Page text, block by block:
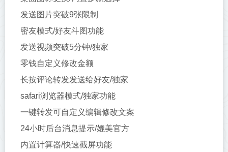
发送图片突破9张限制
密友模式/好友斗图功能
发送视频突破5分钟/独家
零钱自定义修改金额
长按评论转发发送给好友/独家
safari浏览器模式/独家功能
一键转发可自定义编辑修改文案
24小时后台消息提示/媲美官方
内置计算器/快速截屏功能